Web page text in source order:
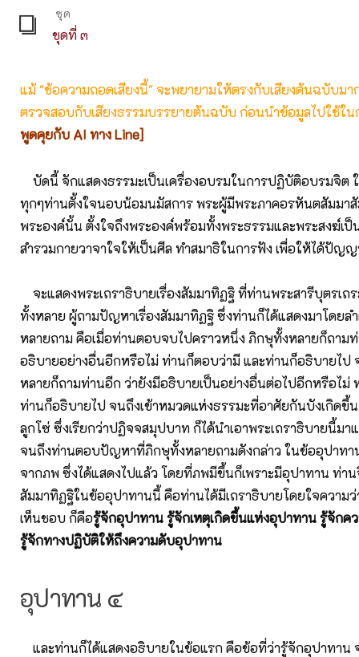
ชุด
ชุดที่ ๓
แม้ "ข้อความถอดเสียงนี้" จะพยายามให้ตรงกับเสียงต้นฉบับม
ตรวจสอบกับเสียงธรรมบรรยายต้นฉบับ ก่อนนำข้อมูลไปใช้ใน
พูดคุยกับ AI ทาง Line]
บัดนี้ จักแสดงธรรมะเป็นเครื่องอบรมในการปฏิบัติอบรมจิต
ทุกๆท่านตั้งใจนอบน้อมนมัสการ พระผู้มีพระภาคอรหันตสัมมา
พระองค์นั้น ตั้งใจถึงพระองค์พร้อมทั้งพระธรรมและพระสงฆ์เ
สำรวมกายวาจาใจให้เป็นศีล ทำสมาธิในการฟัง เพื่อให้ได้ปัญ
จะแสดงพระเถราธิบายเรื่องสัมมาทิฏฐิ ที่ท่านพระสารีบุตรเถ
ทั้งหลาย ผู้ถามปัญหาเรื่องสัมมาทิฏฐิ ซึ่งท่านก็ได้แสดงมาโดย
หลายถาม คือเมื่อท่านตอบจบไปคราวหนึ่ง ภิกษุทั้งหลายก็ถาม
อธิบายอย่างอื่นอีกหรือไม่ ท่านก็ตอบว่ามี และท่านก็อธิบายไป
หลายก็ถามท่านอีก ว่ายังมีอธิบายเป็นอย่างอื่นต่อไปอีกหรือไม่
ท่านก็อธิบายไป จนถึงเข้าหมวดแห่งธรรมะที่อาศัยกันบังเกิดขึ้
ลูกโซ่ ซึ่งเรียกว่าปฏิจจสมุปบาท ก็ได้นำเอาพระเถราธิบายนี้มา
จนถึงท่านตอบปัญหาที่ภิกษุทั้งหลายถามดังกล่าว ในข้ออุปาทา
จากภพ ซึ่งได้แสดงไปแล้ว โดยที่ภพมีขึ้นก็เพราะมีอุปาทาน ท่า
สัมมาทิฏฐิในข้ออุปาทานนี้ คือท่านได้มีเถราธิบายโดยใจความ
เห็นชอบ ก็คือรู้จักอุปาทาน รู้จักเหตุเกิดขึ้นแห่งอุปาทาน รู้จักค
รู้จักทางปฏิบัติให้ถึงความดับอุปาทาน
อุปาทาน ๔
และท่านก็ได้แสดงอธิบายในข้อแรก คือข้อที่ว่ารู้จักอุปาทาน